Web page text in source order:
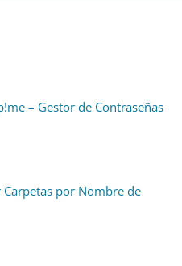
– Gestor de Contraseñas
Carpetas por Nombre de